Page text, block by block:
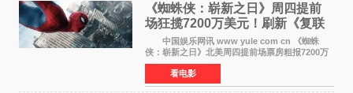
《蜘蛛侠：崭新之日》周四提前
场狂揽7200万美元！刷新《复联
4》保持影史纪录
中国娱乐网讯 www yule com cn 《蜘蛛
侠：崭新之日》北美周四提前场票房粗报7200万
美元，创下影史单片北美提前场票房新纪录——
此前该纪录由《复仇者联盟4：终局之战》的6000
万美元保持，本
看电影